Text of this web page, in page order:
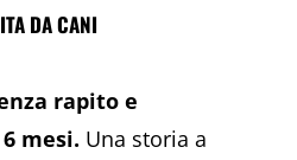
DA CANI
rapito e
mesi. Una storia a